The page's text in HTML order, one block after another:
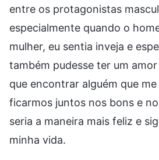
entre os protagonistas
especialmente quando o
mulher, eu sentia inveja e
também pudesse ter um amor
que encontrar alguém que me
ficarmos juntos nos bons e
seria a maneira mais feliz e
minha vida.